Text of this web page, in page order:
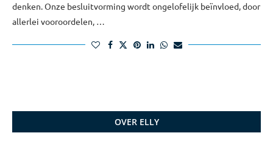
denken. Onze besluitvorming wordt ongelofelijk beïnvloed, door
allerlei vooroordelen, …
OVER ELLY